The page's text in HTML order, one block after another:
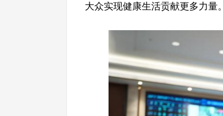
大众实现健康生活贡献更多力量。